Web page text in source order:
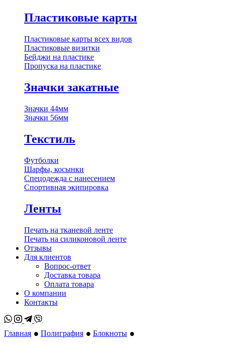
Пластиковые карты
Пластиковые карты всех видов
Пластиковые визитки
Бейджи на пластике
Пропуска на пластике
Значки закатные
Значки 44мм
Значки 56мм
Текстиль
Футболки
Шарфы, косынки
Спецодежда с нанесением
Спортивная экипировка
Ленты
Печать на тканевой ленте
Печать на силиконовой ленте
Отзывы
Для клиентов
Вопрос-ответ
Доставка товара
Оплата товара
О компании
Контакты
Whatsapp
Instagram
Telegram
Viber
Главная • Полиграфия • Блокноты •